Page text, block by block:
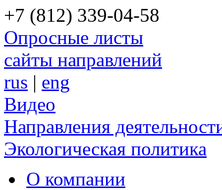
+7 (812) 339-04-58
Опросные листы
сайты направлений
rus | eng
Видео
Направления
Экологическая политика
О компании